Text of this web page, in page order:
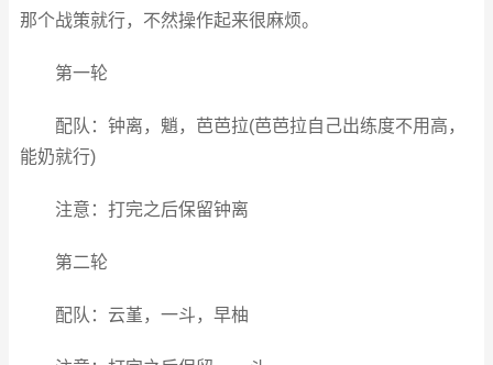
那个战策就行，不然操作起来很麻烦。
第一轮
配队：钟离，魈，芭芭拉(芭芭拉自己出练度不用高，
能奶就行)
注意：打完之后保留钟离
第二轮
配队：云堇，一斗，早柚